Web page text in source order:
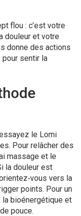
flou : c’est votre
douleur et votre
donne des actions
sentir la
le Lomi
Pour relâcher des
massage et le
la douleur est
vers la
points. Pour un
la bioénergétique et
pouce.